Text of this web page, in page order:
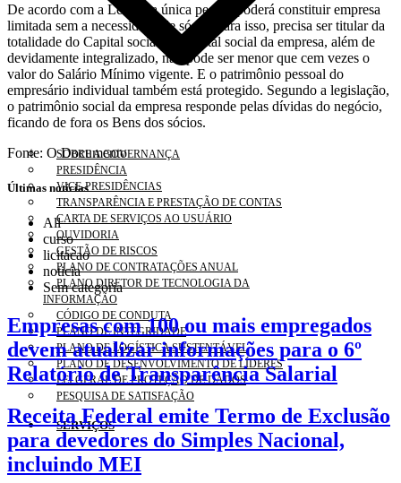
SOBRE A GOVERNANÇA
PRESIDÊNCIA
VICE-PRESIDÊNCIAS
TRANSPARÊNCIA E PRESTAÇÃO DE CONTAS
CARTA DE SERVIÇOS AO USUÁRIO
OUVIDORIA
GESTÃO DE RISCOS
PLANO DE CONTRATAÇÕES ANUAL
PLANO DIRETOR DE TECNOLOGIA DA
INFORMAÇÃO
CÓDIGO DE CONDUTA
PLANO DE INTEGRIDADE
PLANO DE LOGÍSTICA SUSTENTÁVEL
PLANO DE DESENVOLVIMENTO DE LÍDERES
LEI GERAL DE PROTEÇÃO DE DADOS
PESQUISA DE SATISFAÇÃO
SERVIÇOS
De acordo com a Lei, uma única pessoa poderá constituir empresa
limitada sem a necessidade de sócio. Para isso, precisa ser titular da
totalidade do Capital social. O Capital social da empresa, além de
devidamente integralizado, não pode ser menor que cem vezes o
valor do Salário Mínimo vigente. E o patrimônio pessoal do
empresário individual também está protegido. Segundo a legislação,
o patrimônio social da empresa responde pelas dívidas do negócio,
ficando de fora os Bens dos sócios.
Fonte: O Documento
Últimas notícias
All
curso
licitacao
noticia
Sem categoria
Empresas com 100 ou mais empregados
devem atualizar informações para o 6º
Relatório de Transparência Salarial
Receita Federal emite Termo de Exclusão
para devedores do Simples Nacional,
incluindo MEI